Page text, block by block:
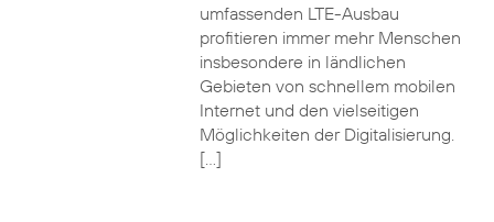
umfassenden LTE-Ausbau
profitieren immer mehr Menschen
insbesondere in ländlichen
Gebieten von schnellem mobilen
Internet und den vielseitigen
Möglichkeiten der Digitalisierung.
[…]